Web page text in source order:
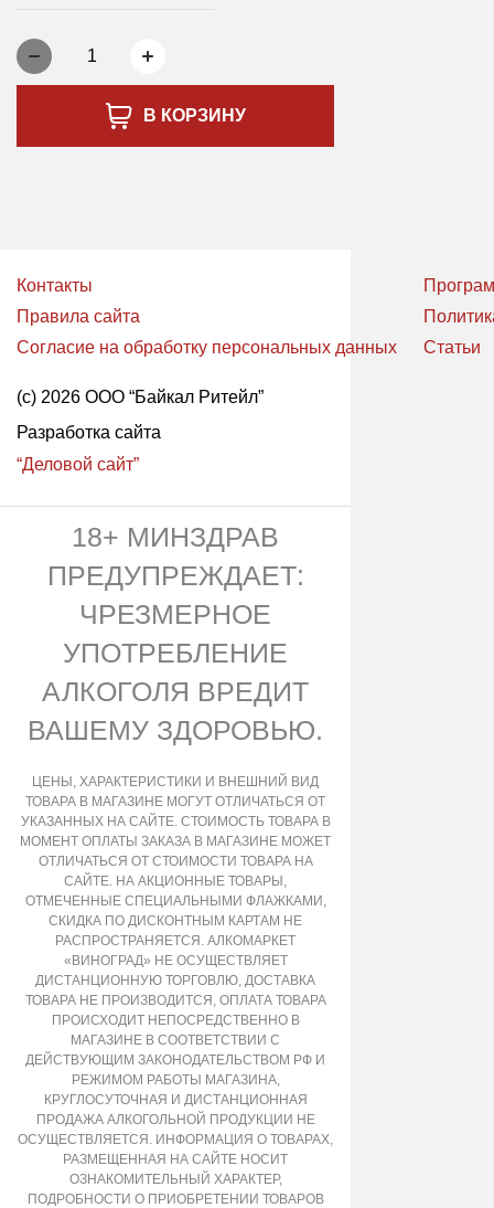
1
В КОРЗИНУ
Контакты
Правила сайта
Согласие на обработку персональных данных
Статьи
(с) 2026 ООО “Байкал Ритейл”
Разработка сайта
“Деловой сайт”
18+ МИНЗДРАВ
ПРЕДУПРЕЖДАЕТ:
ЧРЕЗМЕРНОЕ
УПОТРЕБЛЕНИЕ
АЛКОГОЛЯ ВРЕДИТ
ВАШЕМУ ЗДОРОВЬЮ.
ЦЕНЫ, ХАРАКТЕРИСТИКИ И ВНЕШНИЙ ВИД
ТОВАРА В МАГАЗИНЕ МОГУТ ОТЛИЧАТЬСЯ ОТ
УКАЗАННЫХ НА САЙТЕ. СТОИМОСТЬ ТОВАРА В
МОМЕНТ ОПЛАТЫ ЗАКАЗА В МАГАЗИНЕ МОЖЕТ
ОТЛИЧАТЬСЯ ОТ СТОИМОСТИ ТОВАРА НА
САЙТЕ. НА АКЦИОННЫЕ ТОВАРЫ,
ОТМЕЧЕННЫЕ СПЕЦИАЛЬНЫМИ ФЛАЖКАМИ,
СКИДКА ПО ДИСКОНТНЫМ КАРТАМ НЕ
РАСПРОСТРАНЯЕТСЯ. АЛКОМАРКЕТ
«ВИНОГРАД» НЕ ОСУЩЕСТВЛЯЕТ
ДИСТАНЦИОННУЮ ТОРГОВЛЮ, ДОСТАВКА
ТОВАРА НЕ ПРОИЗВОДИТСЯ, ОПЛАТА ТОВАРА
ПРОИСХОДИТ НЕПОСРЕДСТВЕННО В
МАГАЗИНЕ В СООТВЕТСТВИИ С
ДЕЙСТВУЮЩИМ ЗАКОНОДАТЕЛЬСТВОМ РФ И
РЕЖИМОМ РАБОТЫ МАГАЗИНА,
КРУГЛОСУТОЧНАЯ И ДИСТАНЦИОННАЯ
ПРОДАЖА АЛКОГОЛЬНОЙ ПРОДУКЦИИ НЕ
ОСУЩЕСТВЛЯЕТСЯ. ИНФОРМАЦИЯ О ТОВАРАХ,
РАЗМЕЩЕННАЯ НА САЙТЕ НОСИТ
ОЗНАКОМИТЕЛЬНЫЙ ХАРАКТЕР,
ПОДРОБНОСТИ О ПРИОБРЕТЕНИИ ТОВАРОВ